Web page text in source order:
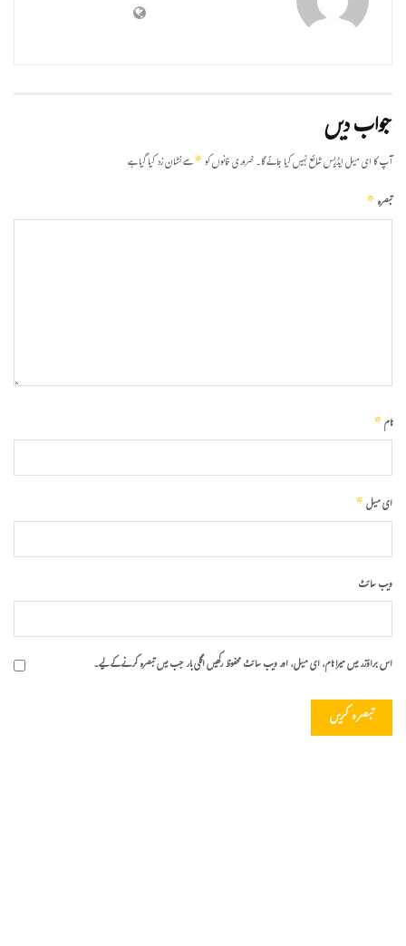
جواب دیں
آپ کا ای میل ایڈریس شائع نہیں کیا جائے گا۔ضروری خانوں کو*سے نشان زد کیا گیا ہے
تبصرہ*
نام*
ای میل*
ویب‌ سائٹ
اس براؤزر میں میرا نام، ای میل، اور ویب سائٹ محفوظ رکھیں اگلی بار جب میں تبصرہ کرنے کےلیے۔